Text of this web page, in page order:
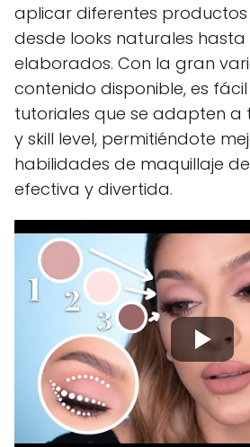
aplicar diferentes productos
desde looks naturales
elaborados. Con la gran
contenido disponible, es
tutoriales que se adapten a
y skill level, permitiéndote
habilidades de maquillaje
efectiva y divertida.